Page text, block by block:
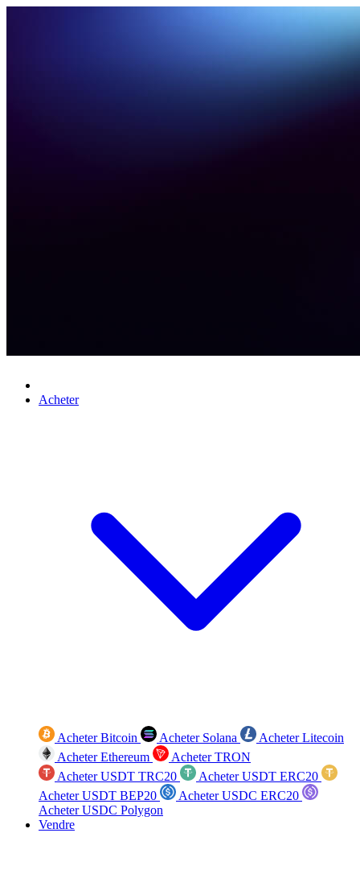
Acheter
Acheter Bitcoin Acheter Solana
Acheter Litecoin
Acheter Ethereum
Acheter TRON
Acheter USDT TRC20
Acheter USDT ERC20
Acheter USDT BEP20
Acheter USDC ERC20
Acheter USDC Polygon
Vendre